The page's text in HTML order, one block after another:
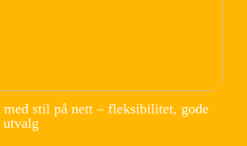
med stil på nett – fleksibilitet, gode